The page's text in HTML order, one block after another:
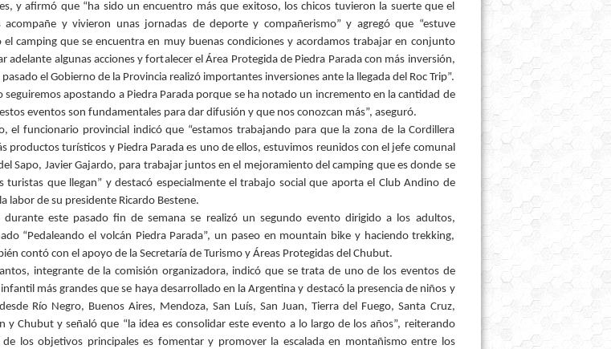
y afirmó que “ha sido un encuentro más que exitoso, los chicos tuvieron la suerte que el
acompañe y vivieron unas jornadas de deporte y compañerismo” y agregó que “estuve
el camping que se encuentra en muy buenas condiciones y acordamos trabajar en conjunto
adelante algunas acciones y fortalecer el Área Protegida de Piedra Parada con más inversión,
pasado el Gobierno de la Provincia realizó importantes inversiones ante la llegada del Roc Trip”.
seguiremos apostando a Piedra Parada porque se ha notado un incremento en la cantidad de
eventos son fundamentales para dar difusión y que nos conozcan más”, aseguró.
el funcionario provincial indicó que “estamos trabajando para que la zona de la Cordillera
productos turísticos y Piedra Parada es uno de ellos, estuvimos reunidos con el jefe comunal
Sapo, Javier Gajardo, para trabajar juntos en el mejoramiento del camping que es donde se
turistas que llegan” y destacó especialmente el trabajo social que aporta el Club Andino de
labor de su presidente Ricardo Bestene.
durante este pasado fin de semana se realizó un segundo evento dirigido a los adultos,
“Pedaleando el volcán Piedra Parada”, un paseo en mountain bike y haciendo trekking,
contó con el apoyo de la Secretaría de Turismo y Áreas Protegidas del Chubut.
integrante de la comisión organizadora, indicó que se trata de uno de los eventos de
infantil más grandes que se haya desarrollado en la Argentina y destacó la presencia de niños y
Río Negro, Buenos Aires, Mendoza, San Luís, San Juan, Tierra del Fuego, Santa Cruz,
y Chubut y señaló que “la idea es consolidar este evento a lo largo de los años”, reiterando
los objetivos principales es fomentar y promover la escalada en montañismo entre los